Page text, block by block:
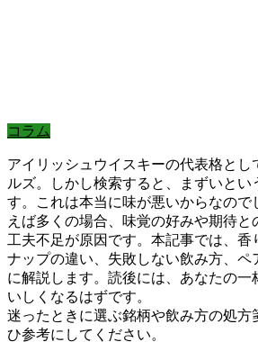
コラム
アイリッシュウイスキーの代表格とし
ルズ。しかし検索すると、まずいとい
す。これは本当に味が悪いからなので
えば多くの場合、味覚の好みや期待
工夫不足が原因です。本記事では、香
ナップの違い、失敗しない飲み方、ペ
に解説します。読後には、あなたの一
いしくなるはずです。
迷ったときに選ぶ銘柄や飲み方の処方
ひ参考にしてください。